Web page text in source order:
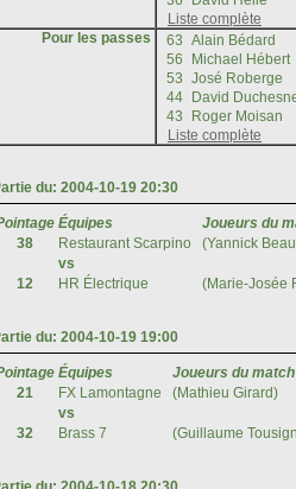
Pour les passes